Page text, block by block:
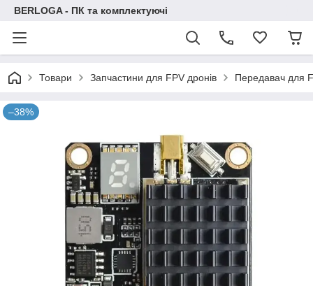
BERLOGA - ПК та комплектуючі
Товари Запчастини для FPV дронів Передавач для
–38%